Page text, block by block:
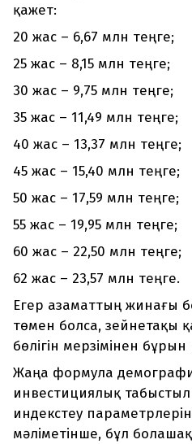
қажет:
20 жас – 6,67 млн теңге;
25 жас – 8,15 млн теңге;
30 жас – 9,75 млн теңге;
35 жас – 11,49 млн теңге;
40 жас – 13,37 млн теңге;
45 жас – 15,40 млн теңге;
50 жас – 17,59 млн теңге;
55 жас – 19,95 млн теңге;
60 жас – 22,50 млн теңге;
62 жас – 23,57 млн теңге.
Егер азаматтың жинағы
төмен болса, зейнетақы
бөлігін мерзімінен
Жаңа формула
инвестициялық
индекстеу
мәліметінше, бұл